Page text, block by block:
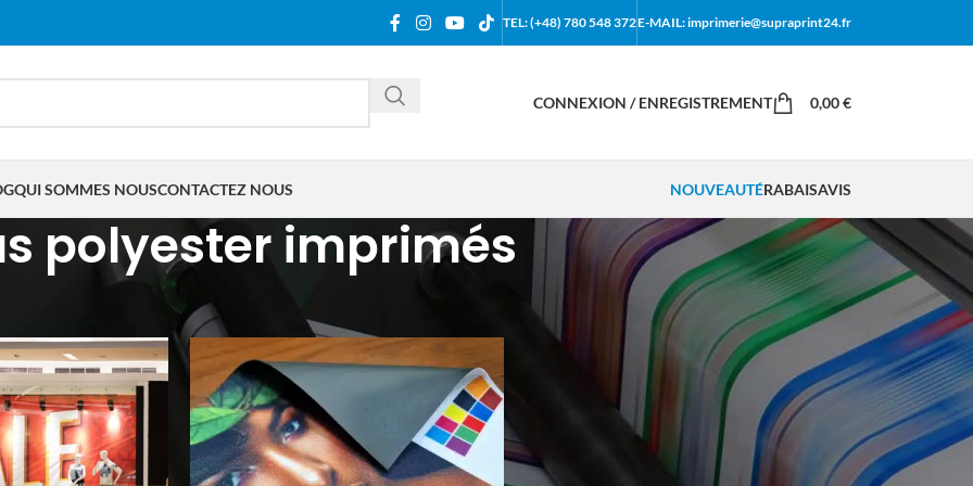
TEL: (+48) 780 548 372E-MAIL: imprimerie@supraprint24.fr
CONNEXION / ENREGISTREMENT 0,00€
QUI SOMMES NOUSCONTACTEZ NOUS NOUVEAUTÉRABAISAVIS
polyester imprimés
“tissus polyester imprimés”